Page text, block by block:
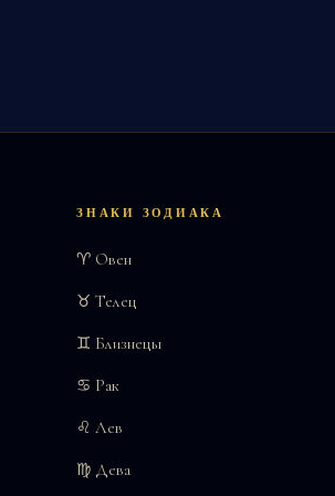
ЗНАКИ ЗОДИАКА
♈ Овен
♉ Телец
♊ Близнецы
♋ Рак
♌ Лев
♍ Дева